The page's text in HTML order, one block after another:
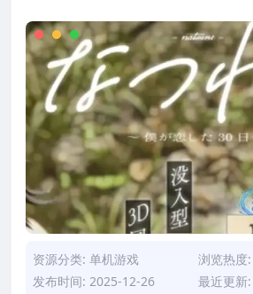
资源分类: 单机游戏
浏览热度
发布时间: 2025-12-26
最近更新